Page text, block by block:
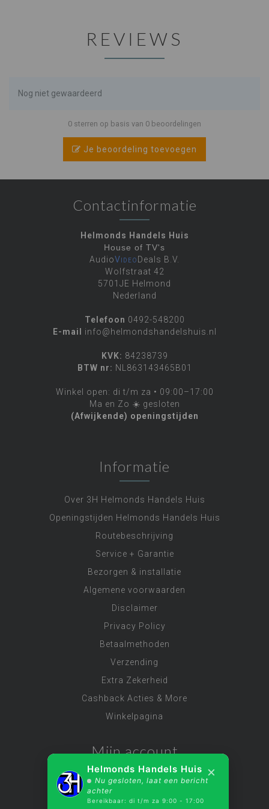
REVIEWS
Nog niet gewaardeerd
0 sterren op basis van 0 beoordelingen
Je beoordeling toevoegen
Contactinformatie
Helmonds Handels Huis
House of TV's
AudioVideo Deals B.V.
Wolfstraat 42
5701JE Helmond
Nederland
Telefoon 0492-548200
E-mail
info@helmondshandelshuis.nl
KVK: 84238739
BTW nr: NL863143465B01
Winkel open: di t/m za • 09:00–17:00
Ma en Zo ☀️ gesloten
(Afwijkende) openingstijden
Informatie
Over 3H Helmonds Handels Huis
Openingstijden Helmonds Handels Huis
Routebeschrijving
Service + Garantie
Bezorgen & installatie
Algemene voorwaarden
Disclaimer
Privacy Policy
Betaalmethoden
Verzending
Extra Zekerheid
Cashback Acties & More
Winkelpagina
Mijn account
Account informatie
Mijn bestellingen
Helmonds Handels Huis
Nu gesloten, laat een bericht
achter
Bereikbaar: di t/m za 9:00 - 17:00
×